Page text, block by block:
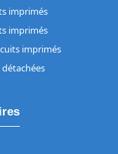
imprimés
imprimés
imprimés